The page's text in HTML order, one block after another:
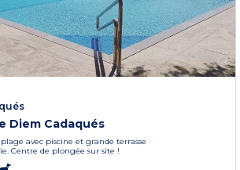
Diem Cadaqués
avec piscine et grande terrasse
Centre de plongée sur site !